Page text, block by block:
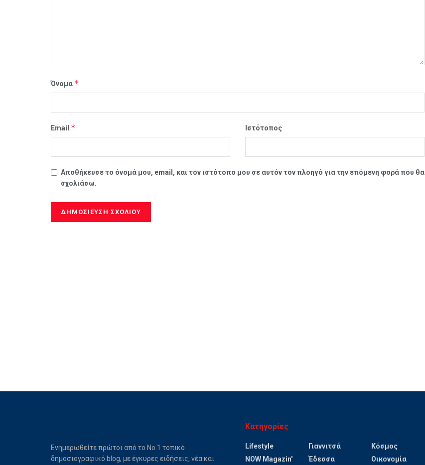
Όνομα *
Email * Ιστότοπος
Αποθήκευσε το όνομά μου, email, και τον ιστότοπο μου σε αυτόν τον πλοηγό για την επόμενη φορά που θα
σχολιάσω.
Ενημερωθείτε πρώτοι από το Νο.1 τοπικό
δημοσιογραφικό blog, με έγκυρες ειδήσεις, νέα και
Κατηγορίες
Lifestyle
NOW Magazin'
Γιαννιτσά
Έδεσσα
Κόσμος
Οικονομία